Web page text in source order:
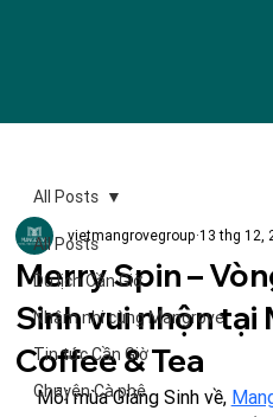
All Posts
Du lịch Cần Giờ
Nhâm nhi cùng Mangrove
Tin tức Cần Giờ
Chuyện Cà phê
All Posts
Merry Spin –
Sinh vui nhộn tại
Coffee & Tea
vietmangrovegroup 13 thg 12,
Mỗi mùa Giáng Sinh về,